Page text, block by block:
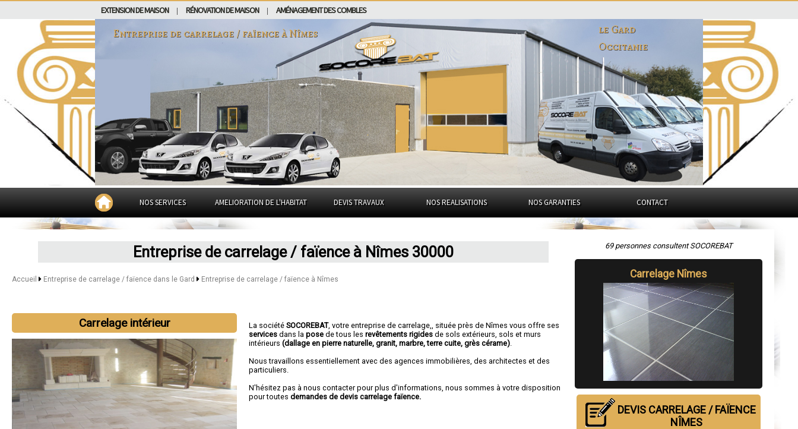
EXTENSION DE MAISON RÉNOVATION DE MAISON AMÉNAGEMENT DES COMBLES
Entreprise de carrelage / faïence àNîmes
le Gard
Occitanie
NOS SERVICES AMELIORATION DE L'HABITAT DEVIS TRAVAUX NOS REALISATIONS NOS GARANTIES CONTACT
Entreprise de carrelage / faïence à Nîmes 30000
Accueil Entreprise de carrelage / faïence dans le Gard Entreprise de carrelage / faïence à Nîmes
Carrelage intérieur La sociétéSOCOREBAT,votre entreprise de carrelage,
, située près de Nîmes vous offre ses
services dans lapose de tous lesrevêtements rigides de sols extérieurs, sols et murs
intérieurs(dallage en pierre naturelle, granit, marbre, terre cuite, grès cérame)
Nous travaillons essentiellement avec des agences immobilières, des architectes et des
particuliers.
N'hésitez pas à nous contacter pour plus d'informations, nous sommes à votre disposition
pour toutesdemandes de devis carrelage faïence.
69 personnes consultent SOCOREBAT
Carrelage Nîmes
DEVIS CARRELAGE / FAÏENCE
NÎMES